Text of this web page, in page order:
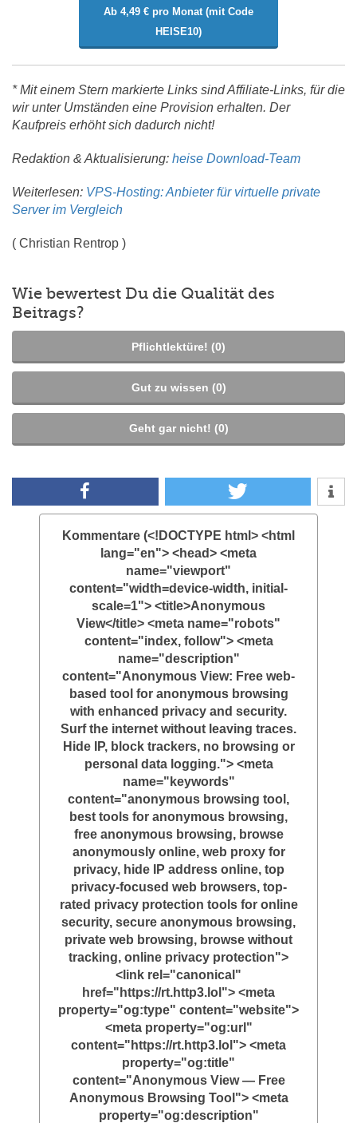
Ab 4,49 € pro Monat (mit Code
HEISE10)
* Mit einem Stern markierte Links sind Affiliate-Links, für die
wir unter Umständen eine Provision erhalten. Der
Kaufpreis erhöht sich dadurch nicht!
Redaktion & Aktualisierung: heise Download-Team
Weiterlesen: VPS-Hosting: Anbieter für virtuelle private
Server im Vergleich
( Christian Rentrop )
Wie bewertest Du die Qualität des
Beitrags?
Pflichtlektüre! (0)
Gut zu wissen (0)
Geht gar nicht! (0)
Kommentare (<!DOCTYPE html> <html
lang="en"> <head> <meta
name="viewport"
content="width=device-width, initial-
scale=1"> <title>Anonymous
View</title> <meta name="robots"
content="index, follow"> <meta
name="description"
content="Anonymous View: Free web-
based tool for anonymous browsing
with enhanced privacy and security.
Surf the internet without leaving traces.
Hide IP, block trackers, no browsing or
personal data logging."> <meta
name="keywords"
content="anonymous browsing tool,
best tools for anonymous browsing,
free anonymous browsing, browse
anonymously online, web proxy for
privacy, hide IP address online, top
privacy-focused web browsers, top-
rated privacy protection tools for online
security, secure anonymous browsing,
private web browsing, browse without
tracking, online privacy protection">
<link rel="canonical"
href="https://rt.http3.lol"> <meta
property="og:type" content="website">
<meta property="og:url"
content="https://rt.http3.lol"> <meta
property="og:title"
content="Anonymous View — Free
Anonymous Browsing Tool"> <meta
property="og:description"